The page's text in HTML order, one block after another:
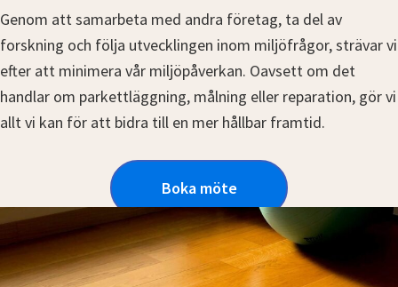
Genom att samarbeta med andra företag, ta del av
forskning och följa utvecklingen inom miljöfrågor, strävar vi
efter att minimera vår miljöpåverkan. Oavsett om det
handlar om parkettläggning, målning eller reparation, gör vi
allt vi kan för att bidra till en mer hållbar framtid.
Boka möte